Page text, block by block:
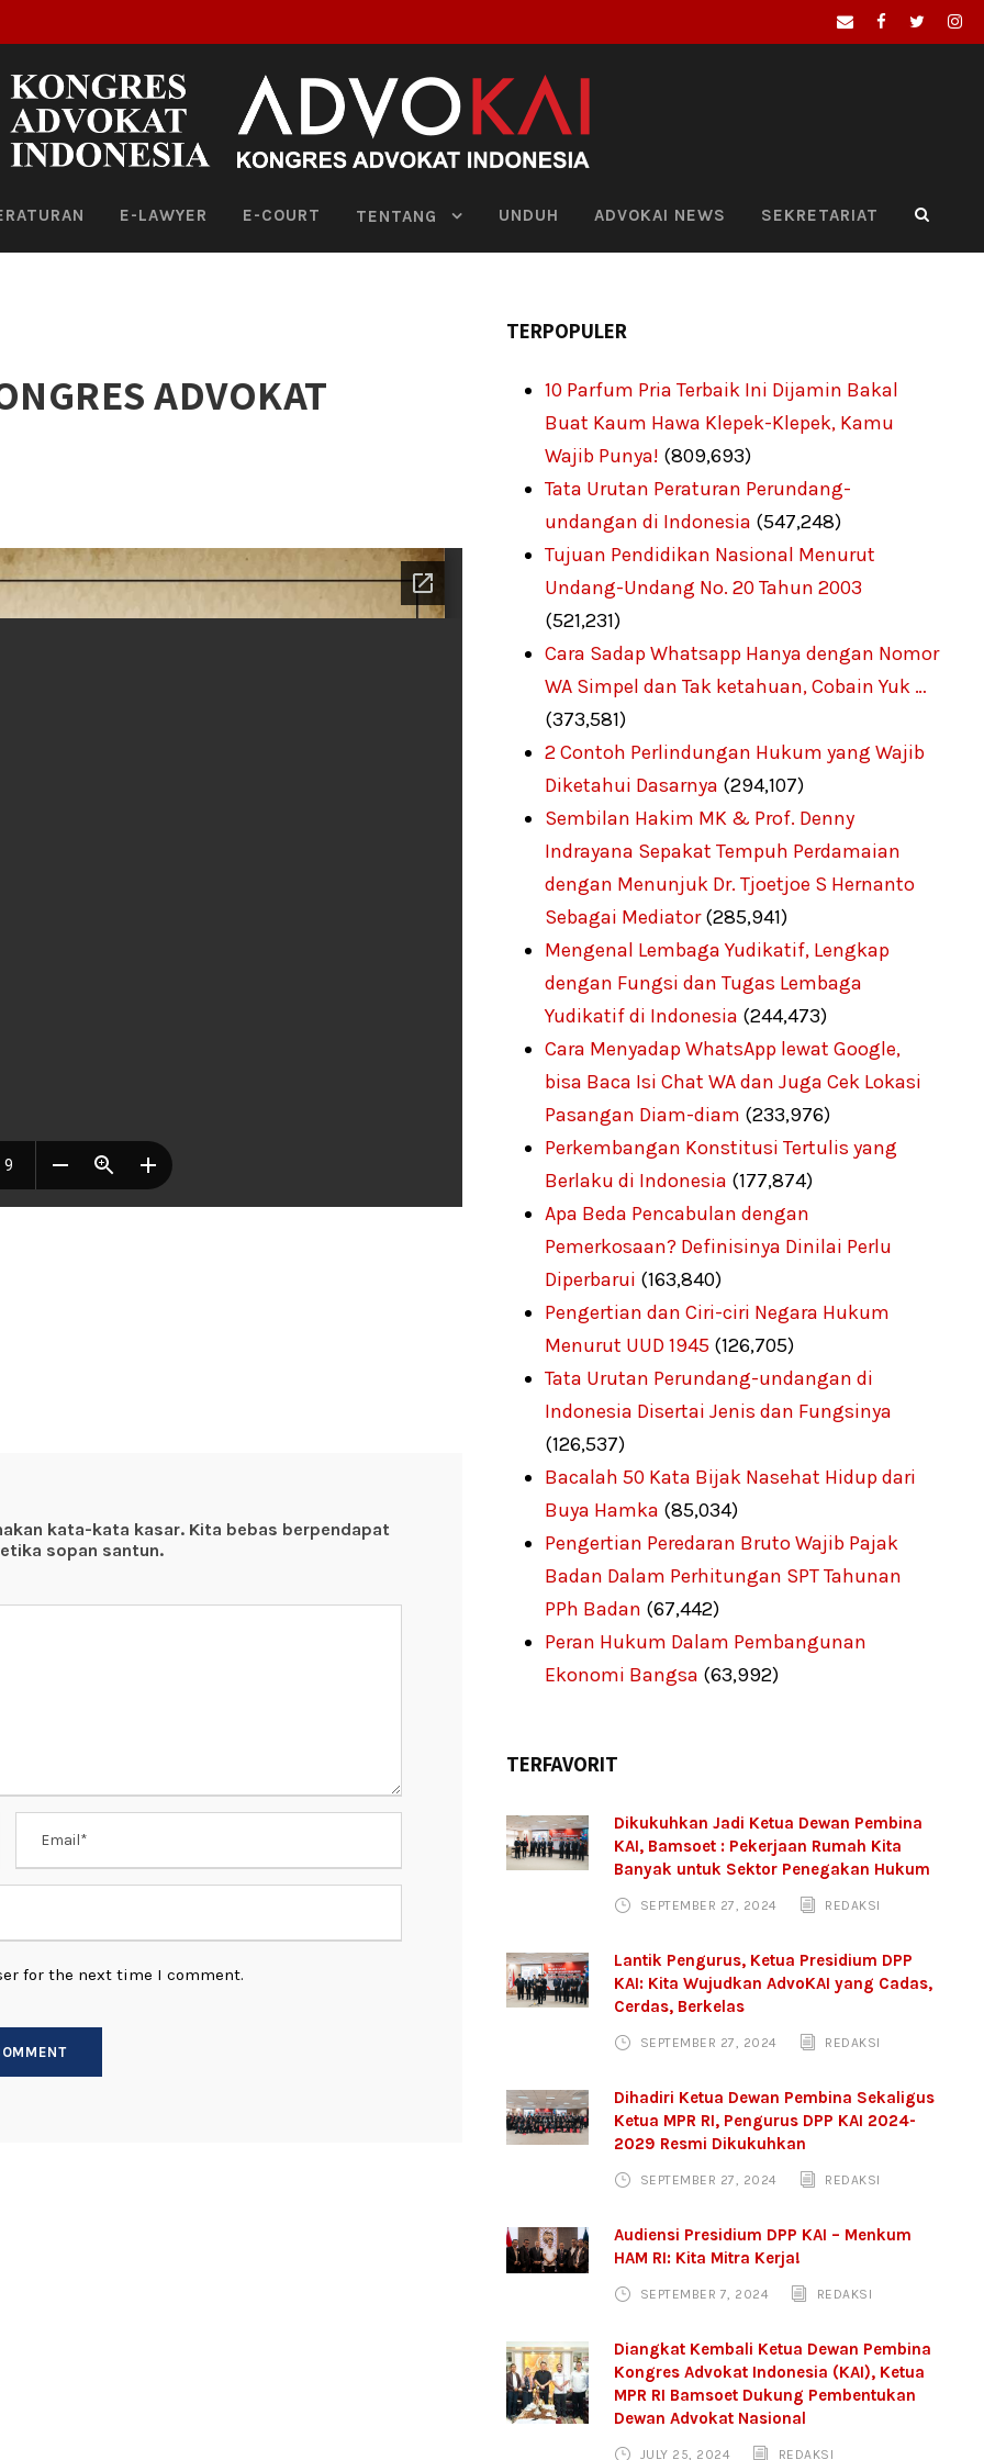
E-LAWYER E-COURT TENTANG UNDUH ADVOKAI NEWS SEKRETARIAT
ADVOKAT
kata-kata kasar. Kita bebas berpendapat
sopan santun.
for the next time I comment.
TERPOPULER
10 Parfum Pria Terbaik Ini Dijamin Bakal
Buat Kaum Hawa Klepek-Klepek, Kamu
Wajib Punya! (809,693)
Tata Urutan Peraturan Perundang-
undangan di Indonesia (547,248)
Tujuan Pendidikan Nasional Menurut
Undang-Undang No. 20 Tahun 2003
(521,231)
Cara Sadap Whatsapp Hanya dengan Nomor
WA Simpel dan Tak ketahuan, Cobain Yuk …
(373,581)
2 Contoh Perlindungan Hukum yang Wajib
Diketahui Dasarnya (294,107)
Sembilan Hakim MK & Prof. Denny
Indrayana Sepakat Tempuh Perdamaian
dengan Menunjuk Dr. Tjoetjoe S Hernanto
Sebagai Mediator (285,941)
Mengenal Lembaga Yudikatif, Lengkap
dengan Fungsi dan Tugas Lembaga
Yudikatif di Indonesia (244,473)
Cara Menyadap WhatsApp lewat Google,
bisa Baca Isi Chat WA dan Juga Cek Lokasi
Pasangan Diam-diam (233,976)
Perkembangan Konstitusi Tertulis yang
Berlaku di Indonesia (177,874)
Apa Beda Pencabulan dengan
Pemerkosaan? Definisinya Dinilai Perlu
Diperbarui (163,840)
Pengertian dan Ciri-ciri Negara Hukum
Menurut UUD 1945 (126,705)
Tata Urutan Perundang-undangan di
Indonesia Disertai Jenis dan Fungsinya
(126,537)
Bacalah 50 Kata Bijak Nasehat Hidup dari
Buya Hamka (85,034)
Pengertian Peredaran Bruto Wajib Pajak
Badan Dalam Perhitungan SPT Tahunan
PPh Badan (67,442)
Peran Hukum Dalam Pembangunan
Ekonomi Bangsa (63,992)
TERFAVORIT
Dikukuhkan Jadi Ketua Dewan Pembina
KAI, Bamsoet : Pekerjaan Rumah Kita
Banyak untuk Sektor Penegakan Hukum
SEPTEMBER 27, 2024 REDAKSI
Lantik Pengurus, Ketua Presidium DPP
KAI: Kita Wujudkan AdvoKAI yang Cadas,
Cerdas, Berkelas
SEPTEMBER 27, 2024 REDAKSI
Dihadiri Ketua Dewan Pembina Sekaligus
Ketua MPR RI, Pengurus DPP KAI 2024-
2029 Resmi Dikukuhkan
SEPTEMBER 27, 2024 REDAKSI
Audiensi Presidium DPP KAI – Menkum
HAM RI: Kita Mitra Kerja!
SEPTEMBER 7, 2024 REDAKSI
Diangkat Kembali Ketua Dewan Pembina
Kongres Advokat Indonesia (KAI), Ketua
MPR RI Bamsoet Dukung Pembentukan
Dewan Advokat Nasional
JULY 25, 2024 REDAKSI